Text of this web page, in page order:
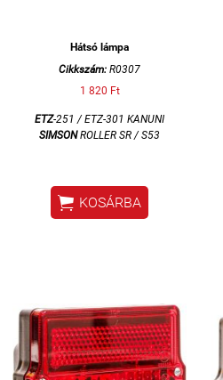
Hátsó lámpa
Cikkszám: R0307
1 820 Ft
ETZ-251 / ETZ-301 KANUNI
SIMSONROLLER SR / S53
 KOSÁRBA